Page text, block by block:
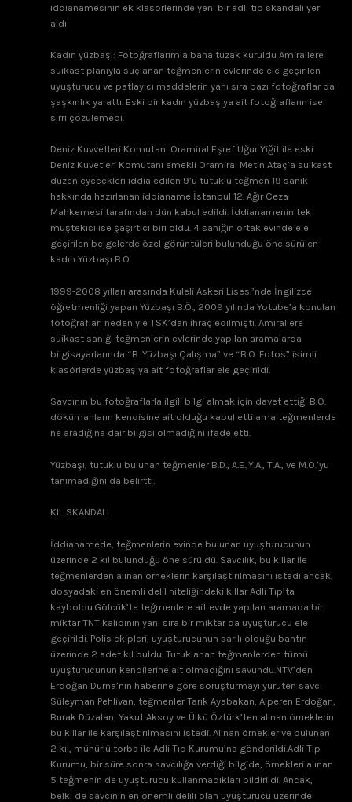
iddianamesinin ek klasörlerinde yeni bir adli tıp skandalı yer
aldı
Kadın yüzbaşı: Fotoğraflarımla bana tuzak kuruldu Amirallere
suikast planıyla suçlanan teğmenlerin evlerinde ele geçirilen
uyuşturucu ve patlayıcı maddelerin yanı sıra bazı fotoğraflar da
şaşkınlık yarattı. Eski bir kadın yüzbaşıya ait fotoğrafların ise
sırrı çözülemedi.
Deniz Kuvvetleri Komutanı Oramiral Eşref Uğur Yiğit ile eski
Deniz Kuvetleri Komutanı emekli Oramiral Metin Ataç’a suikast
düzenleyecekleri iddia edilen 9’u tutuklu teğmen 19 sanık
hakkında hazırlanan iddianame İstanbul 12. Ağır Ceza
Mahkemesi tarafından dün kabul edildi. İddianamenin tek
müştekisi ise şaşırtıcı biri oldu. 4 sanığın ortak evinde ele
geçirilen belgelerde özel görüntüleri bulunduğu öne sürülen
kadın Yüzbaşı B.Ö.
1999-2008 yılları arasında Kuleli Askeri Lisesi’nde İngilizce
öğretmenliği yapan Yüzbaşı B.Ö., 2009 yılında Yotube’a konulan
fotoğrafları nedeniyle TSK’dan ihraç edilmişti. Amirallere
suikast sanığı teğmenlerin evlerinde yapılan aramalarda
bilgisayarlarında “B. Yüzbaşı Çalışma” ve “B.Ö. Fotos” isimli
klasörlerde yüzbaşıya ait fotoğraflar ele geçirildi.
Savcının bu fotoğraflarla ilgili bilgi almak için davet ettiği B.Ö.
dökümanların kendisine ait olduğu kabul etti ama teğmenlerde
ne aradığına dair bilgisi olmadığını ifade etti.
Yüzbaşı, tutuklu bulunan teğmenler B.D., A.E.,Y.A., T.A., ve M.O.’yu
tanımadığını da belirtti.
KIL SKANDALI
İddianamede, teğmenlerin evinde bulunan uyuşturucunun
üzerinde 2 kıl bulunduğu öne sürüldü. Savcılık, bu kıllar ile
teğmenlerden alınan örneklerin karşılaştırılmasını istedi ancak,
dosyadaki en önemli delil niteliğindeki kıllar Adli Tıp’ta
kayboldu.Gölcük’te teğmenlere ait evde yapılan aramada bir
miktar TNT kalıbının yanı sıra bir miktar da uyuşturucu ele
geçirildi. Polis ekipleri, uyuşturucunun sarılı olduğu bantın
üzerinde 2 adet kıl buldu. Tutuklanan teğmenlerden tümü
uyuşturucunun kendilerine ait olmadığını savundu.NTV’den
Erdoğan Durna’nın haberine göre soruşturmayı yürüten savcı
Süleyman Pehlivan, teğmenler Tarık Ayabakan, Alperen Erdoğan,
Burak Düzalan, Yakut Aksoy ve Ülkü Öztürk’ten alınan örneklerin
bu kıllar ile karşılaştırılmasını istedi. Alınan örnekler ve bulunan
2 kıl, mühürlü torba ile Adli Tıp Kurumu’na gönderildi.Adli Tıp
Kurumu, bir süre sonra savcılığa verdiği bilgide, örnekleri alınan
5 teğmenin de uyuşturucu kullanmadıkları bildirildi. Ancak,
belki de savcının en önemli delili olan uyuşturucu üzerinde